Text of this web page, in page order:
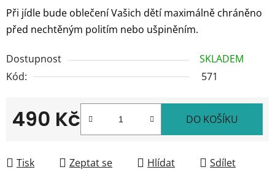
Při jídle bude oblečení Vašich dětí maximálně chráněno
před nechtěným politím nebo ušpiněním.
Dostupnost
SKLADEM
Kód:
571
490 Kč DO KOŠÍKU
Tisk Zeptat se Hlídat Sdílet